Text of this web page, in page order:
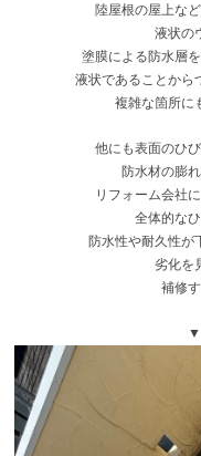
陸屋根の屋上な
液状の
塗膜による防水層
液状であることから
複雑な箇所に
他にも表面のひ
防水材の膨
リフォーム会社
全体的な
防水性や耐久性が
劣化を
補修